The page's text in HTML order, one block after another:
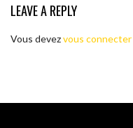
LEAVE A REPLY
Vous devezvous connecter